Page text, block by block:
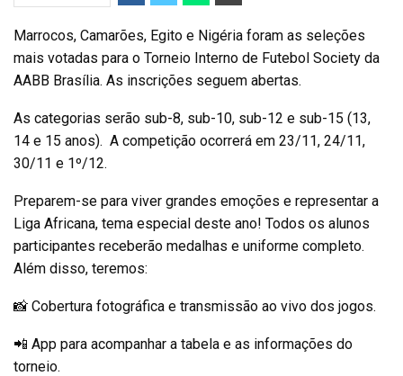
Marrocos, Camarões, Egito e Nigéria foram as seleções
mais votadas para o Torneio Interno de Futebol Society da
AABB Brasília. As inscrições seguem abertas.
As categorias serão sub-8, sub-10, sub-12 e sub-15 (13,
14 e 15 anos). A competição ocorrerá em 23/11, 24/11,
30/11 e 1º/12.
Preparem-se para viver grandes emoções e representar a
Liga Africana, tema especial deste ano! Todos os alunos
participantes receberão medalhas e uniforme completo.
Além disso, teremos:
📸 Cobertura fotográfica e transmissão ao vivo dos jogos.
📲 App para acompanhar a tabela e as informações do
torneio.